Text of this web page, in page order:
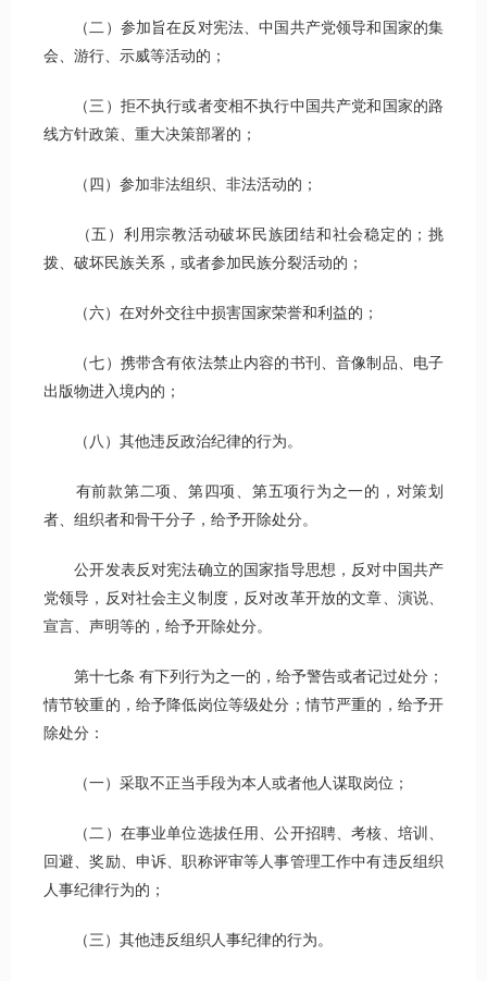
（二）参加旨在反对宪法、中国共产党领导和国家的集
会、游行、示威等活动的；
（三）拒不执行或者变相不执行中国共产党和国家的路
线方针政策、重大决策部署的；
（四）参加非法组织、非法活动的；
（五）利用宗教活动破坏民族团结和社会稳定的；挑
拨、破坏民族关系，或者参加民族分裂活动的；
（六）在对外交往中损害国家荣誉和利益的；
（七）携带含有依法禁止内容的书刊、音像制品、电子
出版物进入境内的；
（八）其他违反政治纪律的行为。
有前款第二项、第四项、第五项行为之一的，对策划
者、组织者和骨干分子，给予开除处分。
公开发表反对宪法确立的国家指导思想，反对中国共产
党领导，反对社会主义制度，反对改革开放的文章、演说、
宣言、声明等的，给予开除处分。
第十七条 有下列行为之一的，给予警告或者记过处分；
情节较重的，给予降低岗位等级处分；情节严重的，给予开
除处分：
（一）采取不正当手段为本人或者他人谋取岗位；
（二）在事业单位选拔任用、公开招聘、考核、培训、
回避、奖励、申诉、职称评审等人事管理工作中有违反组织
人事纪律行为的；
（三）其他违反组织人事纪律的行为。